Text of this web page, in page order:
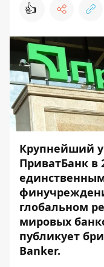
👍
Крупнейший
ПриватБанк в
глобальном
мировых
публикует
Banker.